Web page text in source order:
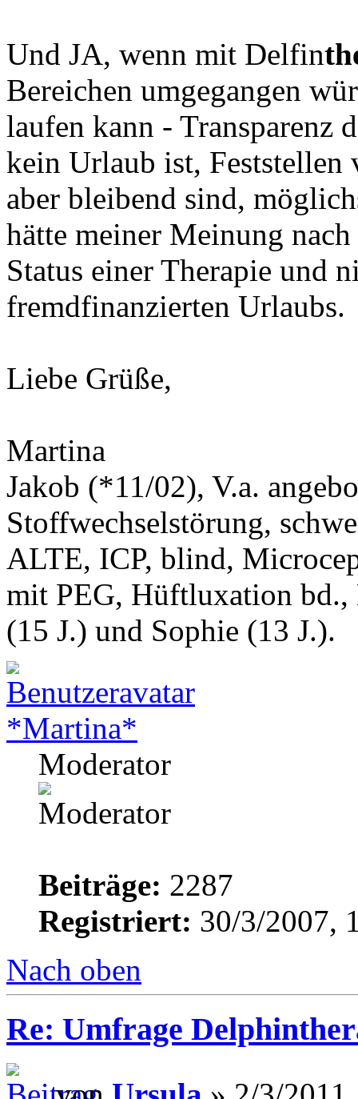
Und JA, wenn mit Delfin
Bereichen umgegangen
laufen kann - Transparenz
kein Urlaub ist,
aber bleibend sind,
hätte meiner Meinung
Status einer Therapie und
fremdfinanzierten Urlaubs.
Liebe Grüße,
Martina
Jakob (*11/02), V.a.
Stoffwechselstörung,
ALTE, ICP, blind,
mit PEG, Hüftluxation bd.,
(15 J.) und Sophie (13 J.).
*Martina*
Moderator
Beiträge: 2287
Registriert: 30/3/2007,
Nach oben
Re: Umfrage